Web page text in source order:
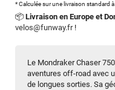
Le Mondraker Chaser
aventures off-road avec
de longues sorties. Sa
* Calculée sur une livraison standard
📦 Livraison en Europe et
velos@funway.fr!